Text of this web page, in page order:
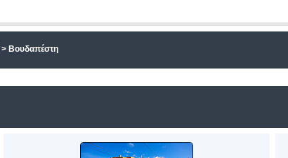
> Βουδαπέστη